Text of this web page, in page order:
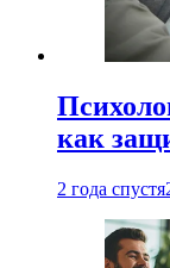
как
2 года спустя